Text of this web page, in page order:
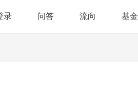
录
问答 流向 基金